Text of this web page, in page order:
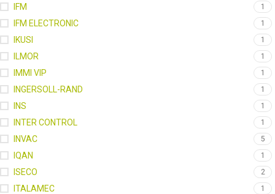
IFM 1
IFM ELECTRONIC 1
IKUSI 1
ILMOR 1
IMMI VIP 1
INGERSOLL-RAND 1
INS 1
INTER CONTROL 1
INVAC 5
IQAN 1
ISECO 2
ITALAMEC 1